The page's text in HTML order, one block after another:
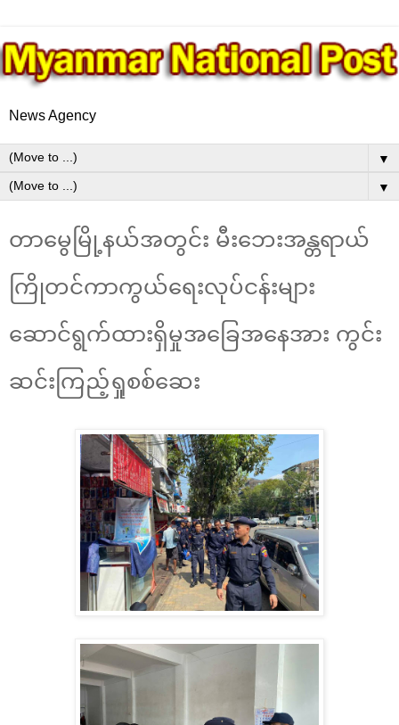
News Agency
▼
▼
တာမွေမြို့နယ်အတွင်း မီးဘေးအန္တရာယ်
ကြိုတင်ကာကွယ်ရေးလုပ်ငန်းများ
ဆောင်ရွက်ထားရှိမှုအခြေအနေအား ကွင်း
ဆင်းကြည့်ရှုစစ်ဆေး